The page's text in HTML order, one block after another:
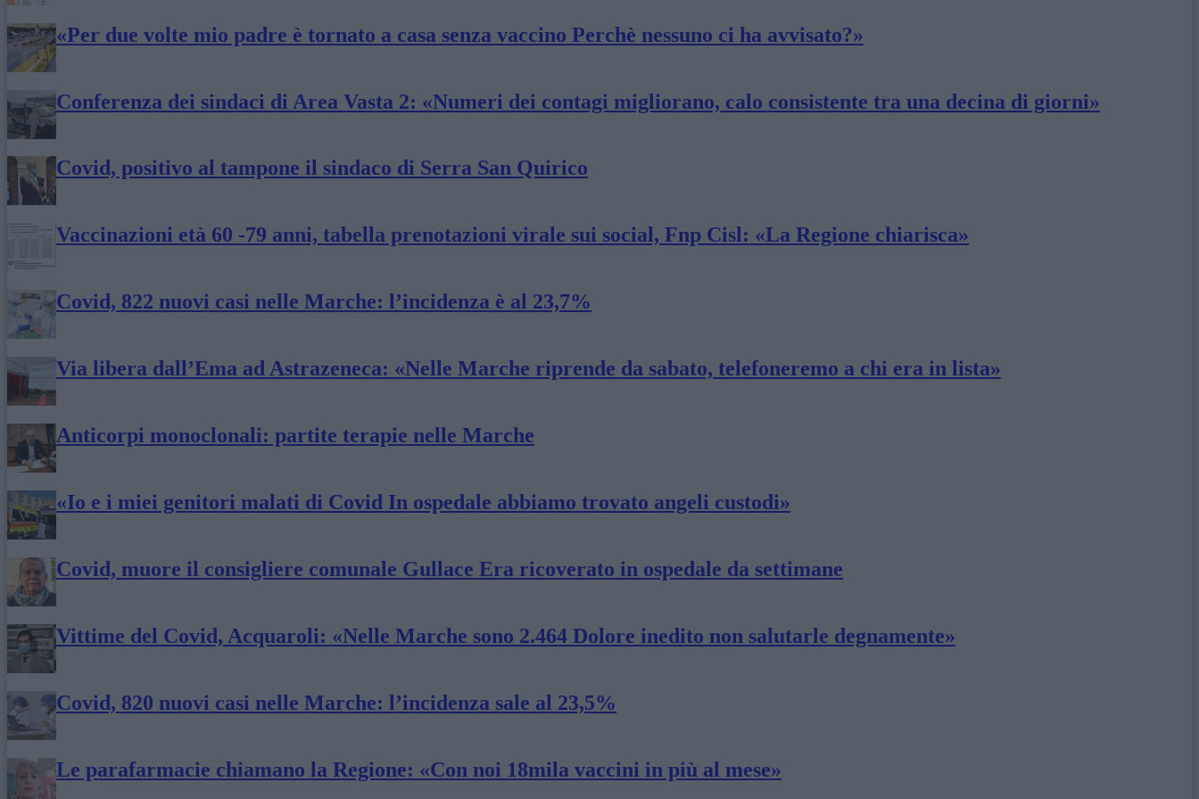
«Per due volte mio padre è tornato a casa senza vaccino Perchè nessuno ci ha avvisato?»
Conferenza dei sindaci di Area Vasta 2: «Numeri dei contagi migliorano, calo consistente tra una decina di giorni»
Covid, positivo al tampone il sindaco di Serra San Quirico
Vaccinazioni età 60 -79 anni, tabella prenotazioni virale sui social, Fnp Cisl: «La Regione chiarisca»
Covid, 822 nuovi casi nelle Marche: l’incidenza è al 23,7%
Via libera dall’Ema ad Astrazeneca: «Nelle Marche riprende da sabato, telefoneremo a chi era in lista»
Anticorpi monoclonali: partite terapie nelle Marche
«Io e i miei genitori malati di Covid In ospedale abbiamo trovato angeli custodi»
Covid, muore il consigliere comunale Gullace Era ricoverato in ospedale da settimane
Vittime del Covid, Acquaroli: «Nelle Marche sono 2.464 Dolore inedito non salutarle degnamente»
Covid, 820 nuovi casi nelle Marche: l’incidenza sale al 23,5%
Le parafarmacie chiamano la Regione: «Con noi 18mila vaccini in più al mese»